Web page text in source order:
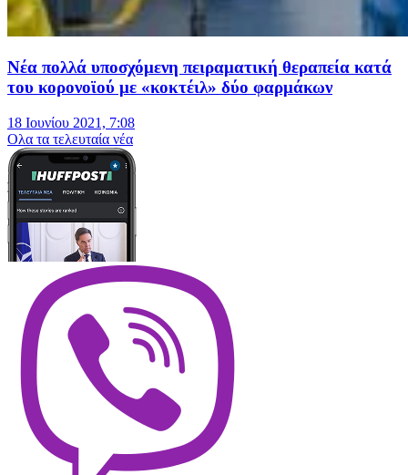
Νέα πολλά υποσχόμενη πειραματική θεραπεία κατά
του κορονοϊού με «κοκτέιλ» δύο φαρμάκων
18 Ιουνίου 2021, 7:08
Oλα τα τελευταία νέα